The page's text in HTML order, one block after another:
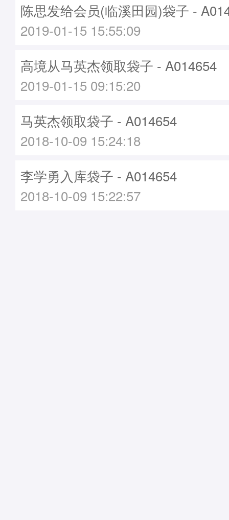
陈思发给会员(临溪田园)袋子 -
2019-01-15 15:55:09
高境从马英杰领取袋子 - A014654
2019-01-15 09:15:20
马英杰领取袋子 - A014654
2018-10-09 15:24:18
李学勇入库袋子 - A014654
2018-10-09 15:22:57